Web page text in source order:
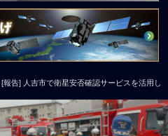
[報告] 人吉市で衛星安否確認サービスを活用し